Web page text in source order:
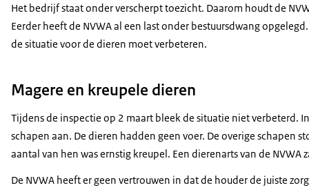
Het bedrijf staat onder verscherpt toezicht. Daarom houdt de
Eerder heeft de NVWA al een last onder bestuursdwang
de situatie voor de dieren moet verbeteren.
Magere en kreupele dieren
Tijdens de inspectie op 2 maart bleek de situatie niet verbeterd.
schapen aan. De dieren hadden geen voer. De overige schapen
aantal van hen was ernstig kreupel. Een dierenarts van de
De NVWA heeft er geen vertrouwen in dat de houder de juiste